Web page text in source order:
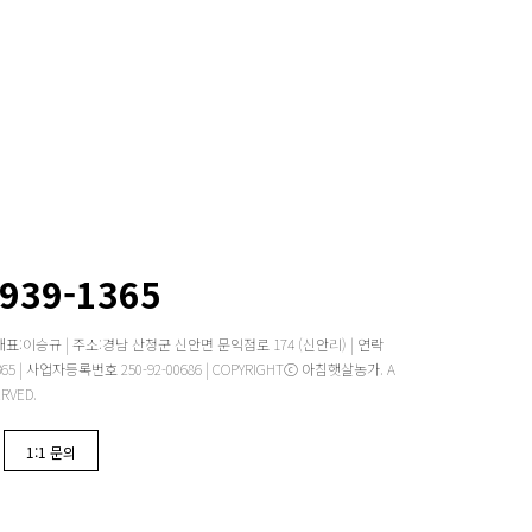
1365
표:이승규 | 주소:경남 산청군 신안면 문익점로 174 (신안리) | 연락
| 사업자등록번호 250-92-00686 | COPYRIGHTⓒ 아침햇살농가. A
1:1 문의